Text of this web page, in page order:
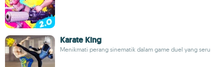
Karate King
Menikmati perang sinematik dalam game duel yang seru